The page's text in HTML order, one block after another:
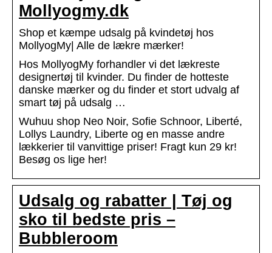
Mollyogmy.dk
Shop et kæmpe udsalg på kvindetøj hos
MollyogMy| Alle de lækre mærker!
Hos MollyogMy forhandler vi det lækreste
designertøj til kvinder. Du finder de hotteste
danske mærker og du finder et stort udvalg af
smart tøj på udsalg …
Wuhuu shop Neo Noir, Sofie Schnoor, Liberté,
Lollys Laundry, Liberte og en masse andre
lækkerier til vanvittige priser! Fragt kun 29 kr!
Besøg os lige her!
Udsalg og rabatter | Tøj og
sko til bedste pris –
Bubbleroom